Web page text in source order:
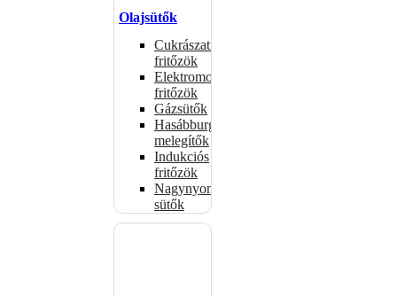
Olajsütők
Cukrászati
fritőzök
Elektromos
fritőzök
Gázsütők
Hasábburgonya
melegítők
Indukciós
fritőzök
Nagynyomású
sütők